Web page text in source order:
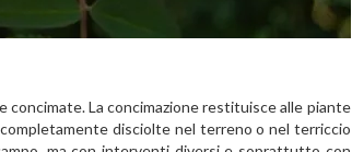
La concimazione restituisce alle piante
disciolte nel terreno o nel terriccio